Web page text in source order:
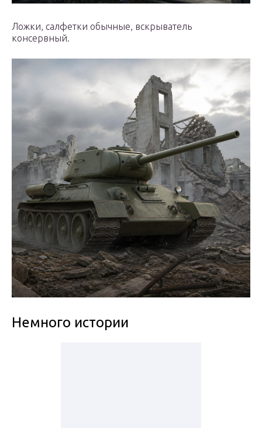
Ложки, салфетки обычные, вскрыватель
консервный.
Немного истории